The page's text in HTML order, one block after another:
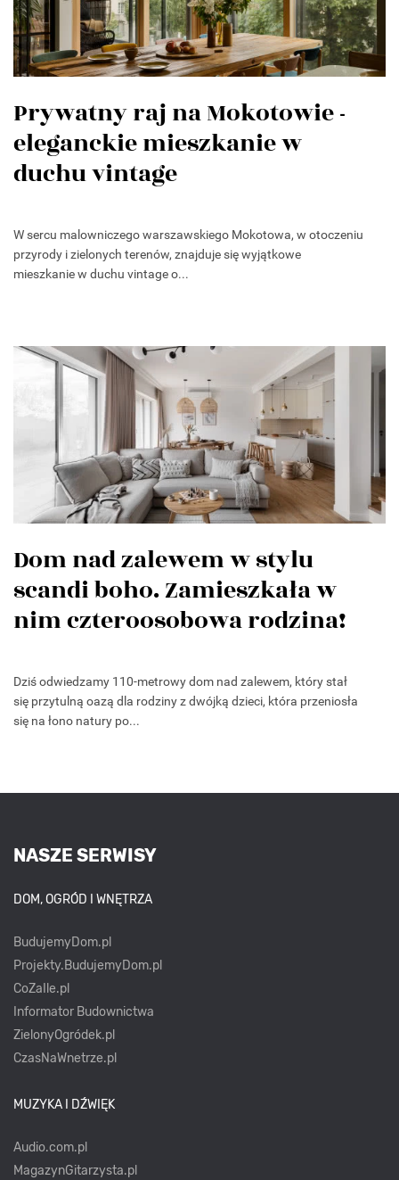
Prywatny raj na Mokotowie -
eleganckie mieszkanie w
duchu vintage
W sercu malowniczego warszawskiego Mokotowa, w otoczeniu
przyrody i zielonych terenów, znajduje się wyjątkowe
mieszkanie w duchu vintage o...
Dom nad zalewem w stylu
scandi boho. Zamieszkała w
nim czteroosobowa rodzina!
Dziś odwiedzamy 110-metrowy dom nad zalewem, który stał
się przytulną oazą dla rodziny z dwójką dzieci, która przeniosła
się na łono natury po...
NASZE SERWISY
DOM, OGRÓD I WNĘTRZA
BudujemyDom.pl
Projekty.BudujemyDom.pl
CoZaIle.pl
Informator Budownictwa
ZielonyOgródek.pl
CzasNaWnetrze.pl
MUZYKA I DŹWIĘK
Audio.com.pl
MagazynGitarzysta.pl